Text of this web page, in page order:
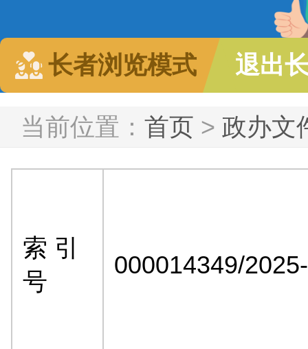
长者浏览模式 退出
当前位置： 首页 > 政办文
索 引
号
000014349/